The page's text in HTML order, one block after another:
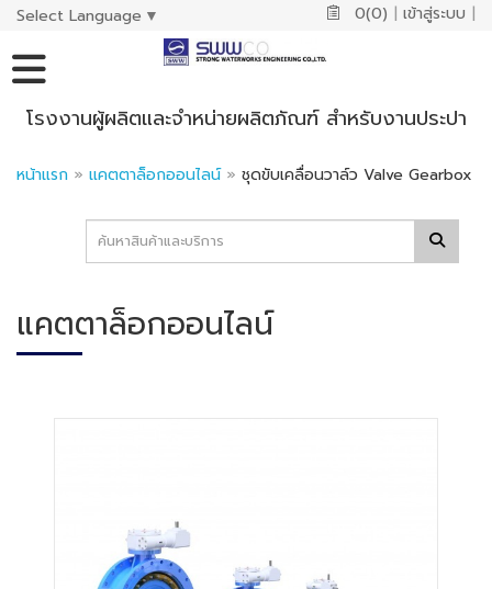
Select Language ▼ 0(0) | เข้าสู่ระบบ |
โรงงานผู้ผลิตและจำหน่ายผลิตภัณฑ์ สำหรับงานประปา
หน้าแรก » แคตตาล็อกออนไลน์ » ชุดขับเคลื่อนวาล์ว Valve Gearbox
แคตตาล็อกออนไลน์